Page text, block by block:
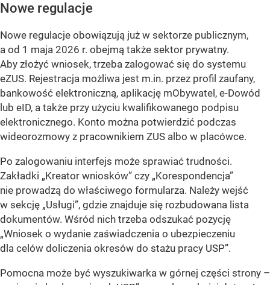
Nowe regulacje
Nowe regulacje obowiązują już w sektorze publicznym,
a od 1 maja 2026 r. obejmą także sektor prywatny.
Aby złożyć wniosek, trzeba zalogować się do systemu
eZUS. Rejestracja możliwa jest m.in. przez profil zaufany,
bankowość elektroniczną, aplikację mObywatel, e-Dowód
lub eID, a także przy użyciu kwalifikowanego podpisu
elektronicznego. Konto można potwierdzić podczas
wideorozmowy z pracownikiem ZUS albo w placówce.
Po zalogowaniu interfejs może sprawiać trudności.
Zakładki „Kreator wniosków” czy „Korespondencja”
nie prowadzą do właściwego formularza. Należy wejść
w sekcję „Usługi”, gdzie znajduje się rozbudowana lista
dokumentów. Wśród nich trzeba odszukać pozycję
„Wniosek o wydanie zaświadczenia o ubezpieczeniu
dla celów doliczenia okresów do stażu pracy USP”.
Pomocna może być wyszukiwarka w górnej części strony –